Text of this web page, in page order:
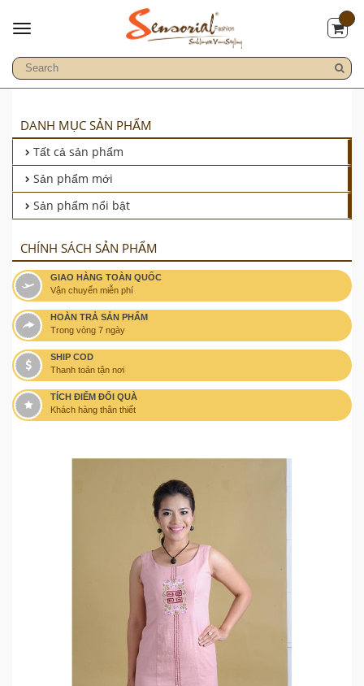
DANH MỤC SẢN PHẨM
Tất cả sản phẩm
Sản phẩm mới
Sản phẩm nổi bật
CHÍNH SÁCH SẢN PHẨM
GIAO HÀNG TOÀN QUỐC
Vận chuyển miễn phí
HOÀN TRẢ SẢN PHẨM
Trong vòng 7 ngày
SHIP COD
Thanh toán tận nơi
TÍCH ĐIỂM ĐỔI QUÀ
Khách hàng thân thiết